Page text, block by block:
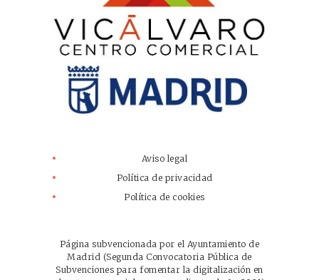
Aviso legal
Política de privacidad
Política de cookies
Página subvencionada por el Ayuntamiento de
Madrid (Segunda Convocatoria Pública de
Subvenciones para fomentar la digitalización en